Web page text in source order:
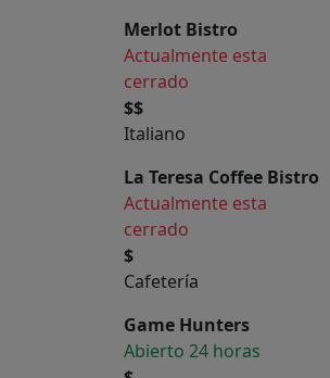
Merlot Bistro
Actualmente esta
cerrado
$$
Italiano
La Teresa Coffee Bistro
Actualmente esta
cerrado
$
Cafetería
Game Hunters
Abierto 24 horas